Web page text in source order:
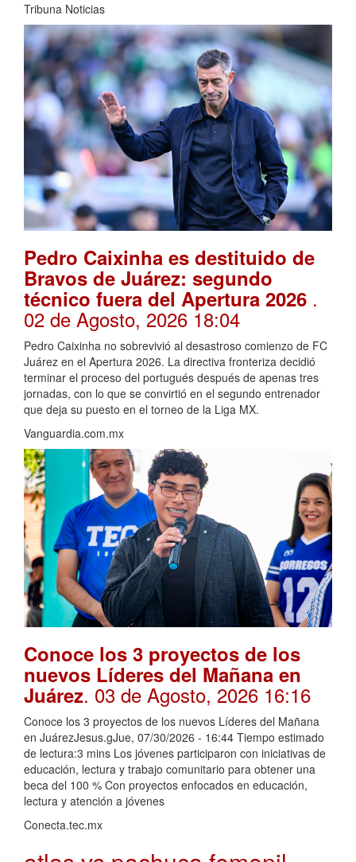
Tribuna Noticias
Pedro Caixinha es destituido de
Bravos de Juárez: segundo
técnico fuera del Apertura 2026 .
02 de Agosto, 2026 18:04
Pedro Caixinha no sobrevivió al desastroso comienzo de FC
Juárez en el Apertura 2026. La directiva fronteriza decidió
terminar el proceso del portugués después de apenas tres
jornadas, con lo que se convirtió en el segundo entrenador
que deja su puesto en el torneo de la Liga MX.
Vanguardia.com.mx
Conoce los 3 proyectos de los
nuevos Líderes del Mañana en
Juárez. 03 de Agosto, 2026 16:16
Conoce los 3 proyectos de los nuevos Líderes del Mañana
en JuárezJesus.gJue, 07/30/2026 - 16:44 Tiempo estimado
de lectura:3 mins Los jóvenes participaron con iniciativas de
educación, lectura y trabajo comunitario para obtener una
beca del 100 % Con proyectos enfocados en educación,
lectura y atención a jóvenes
Conecta.tec.mx